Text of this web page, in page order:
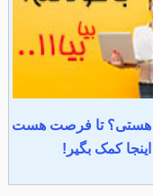
هستی؟ تا فرصت هست
اینجا کمک بگیر!